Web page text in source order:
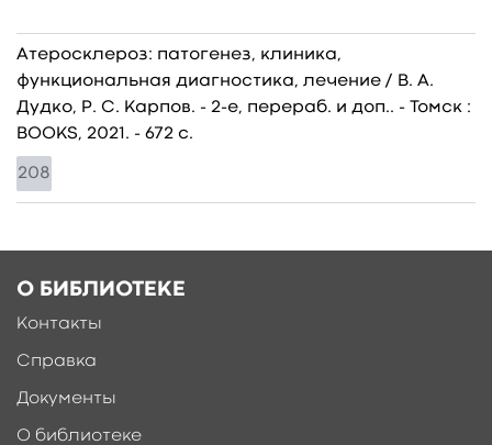
Атеросклероз: патогенез, клиника,
функциональная диагностика, лечение / В. А.
Дудко, Р. С. Карпов. - 2-е, перераб. и доп.. - Томск :
BOOKS, 2021. - 672 c.
208
О БИБЛИОТЕКЕ
Контакты
Справка
Документы
О библиотеке